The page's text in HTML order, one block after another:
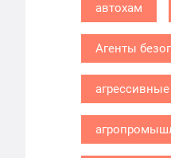
автохам
Агенты
агрессивные